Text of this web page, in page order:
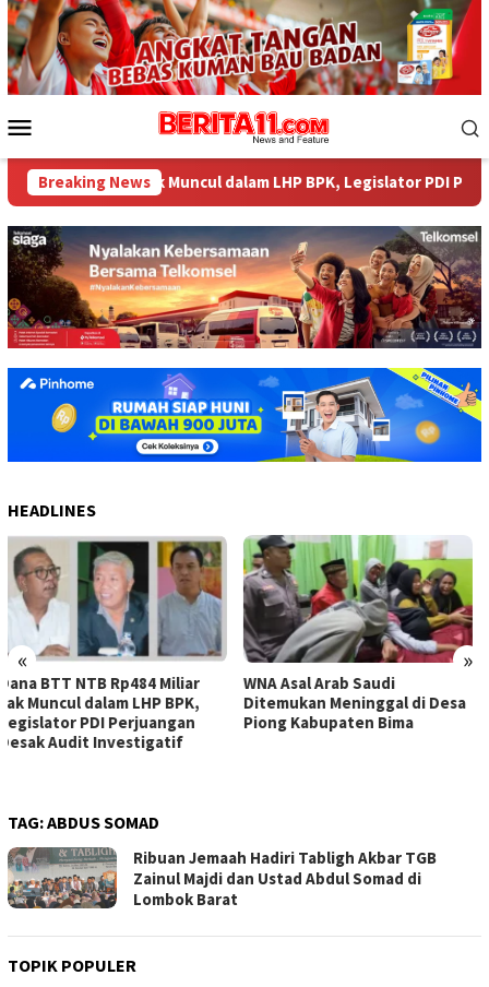
Loncat
ke
konten
Mobile
Breaking News
Miliar tak Muncul dalam LHP BPK, Legislator PDI
HEADLINES
« »
WNA Asal Arab Saudi
Ditemukan Meninggal di Desa
Piong Kabupaten Bima
Sejumlah Pekerja Dapur MBG
di Kabupaten Bima Dilaporkan
Positif Hepatitis, Puskesmas
TAG:ABDUS SOMAD
Ribuan Jemaah Hadiri Tabligh Akbar TGB
Zainul Majdi dan Ustad Abdul Somad di
Lombok Barat
TOPIK POPULER